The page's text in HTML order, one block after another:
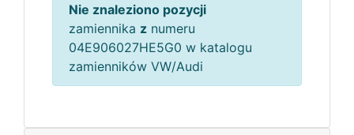
Nie znaleziono pozycji
zamiennika z numeru
04E906027HE5G0 w katalogu
zamienników VW/Audi